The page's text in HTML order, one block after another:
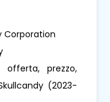
Corporation
prezzo,
(2023-